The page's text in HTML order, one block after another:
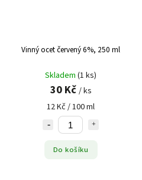
Vinný ocet červený 6%, 250 ml
Skladem (1 ks)
30 Kč / ks
12 Kč / 100 ml
Do košíku